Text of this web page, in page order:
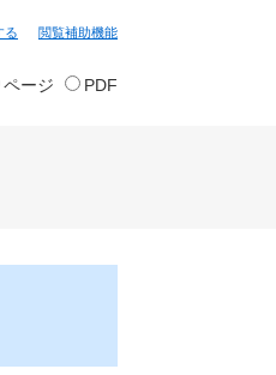
る 閲覧補助機能
ページ PDF